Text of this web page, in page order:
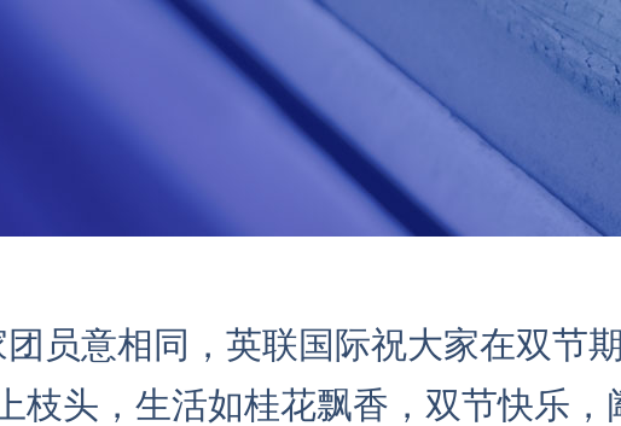
员意相同，英联国际祝大家在双节
枝头，生活如桂花飘香，双节快乐，